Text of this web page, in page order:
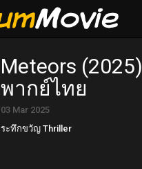
Meteors (2025)
พากย์ไทย
03 Mar 2025
ระทึกขวัญ Thriller